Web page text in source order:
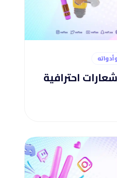
احترافية